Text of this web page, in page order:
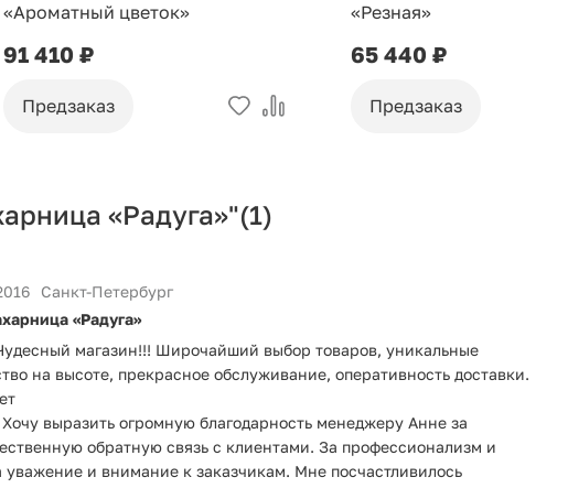
«Ароматный цветок»
91 410 ₽
Предзаказ
«Резная»
65 440 ₽
Предзаказ
«Радуга»"(1)
Санкт-Петербург
«Радуга»
магазин!!! Широчайший выбор товаров, уникальные
на высоте, прекрасное обслуживание, оперативность доставки.
Хочу выразить огромную благодарность менеджеру Анне за
обратную связь с клиентами. За профессионализм и
уважение и внимание к заказчикам. Мне посчастливилось